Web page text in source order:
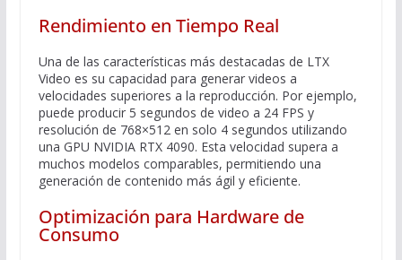
Rendimiento en Tiempo Real
Una de las características más destacadas de LTX
Video es su capacidad para generar videos a
velocidades superiores a la reproducción. Por ejemplo,
puede producir 5 segundos de video a 24 FPS y
resolución de 768×512 en solo 4 segundos utilizando
una GPU NVIDIA RTX 4090. Esta velocidad supera a
muchos modelos comparables, permitiendo una
generación de contenido más ágil y eficiente.
Optimización para Hardware de
Consumo